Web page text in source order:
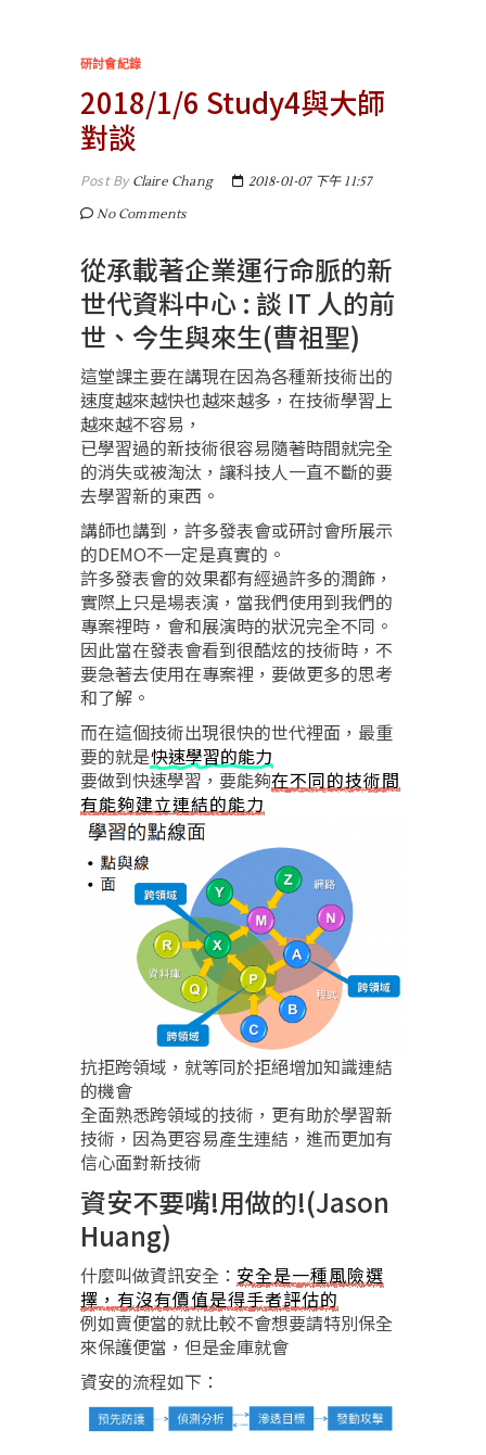
研討會紀錄
2018/1/6 Study4與大師
對談
Post ByClaire Chang
2018-01-07 下午 11:57
No Comments
從承載著企業運行命脈的新
世代資料中心 : 談 IT 人的前
世、今生與來生(曹祖聖)
這堂課主要在講現在因為各種新技術出的
速度越來越快也越來越多，在技術學習上
越來越不容易，
已學習過的新技術很容易隨著時間就完全
的消失或被淘汰，讓科技人一直不斷的要
去學習新的東西。
講師也講到，許多發表會或研討會所展示
的DEMO不一定是真實的。
許多發表會的效果都有經過許多的潤飾，
實際上只是場表演，當我們使用到我們的
專案裡時，會和展演時的狀況完全不同。
因此當在發表會看到很酷炫的技術時，不
要急著去使用在專案裡，要做更多的思考
和了解。
而在這個技術出現很快的世代裡面，最重
要的就是快速學習的能力
要做到快速學習，要能夠在不同的技術間
有能夠建立連結的能力
抗拒跨領域，就等同於拒絕增加知識連結
的機會
全面熟悉跨領域的技術，更有助於學習新
技術，因為更容易產生連結，進而更加有
信心面對新技術
資安不要嘴!用做的!(Jason
Huang)
什麼叫做資訊安全： 安全是一種風險選
擇，有沒有價值是得手者評估的
例如賣便當的就比較不會想要請特別保全
來保護便當，但是金庫就會
資安的流程如下：